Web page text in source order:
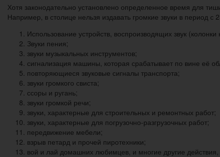
Хотя законодательно установлено определенное время для
Например, в столице нельзя издавать громкие звуки в период
Использование устройств, воспроизводящих звук
Звуки пения;
звуки музыкальных инструментов;
сигнализация машины, которая срабатывает по вине её
повторяющиеся звуковые сигналы транспорта;
звуки громкого свиста;
ссоры и ругань;
звуки громкой речи;
звуки, характерные для строительных и ремонтных работ;
звуки, характерные для погрузочно-разгрузочных работ;
передвижение мебели;
взрыв петард и прочей пиротехники;
вой и лай домашних любимцев, и многие другие